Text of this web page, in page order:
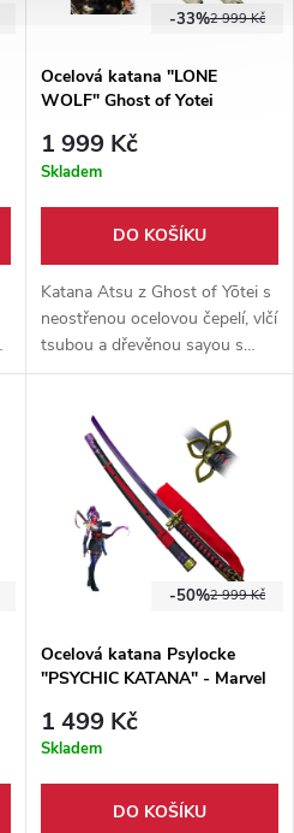
2 999 Kč
-33%
Ocelová katana "LONE
WOLF" Ghost of Yotei
1 999 Kč
Skladem
DO KOŠÍKU
Katana Atsu z Ghost of Yōtei s
neostřenou ocelovou čepelí, vlčí
tsubou a dřevěnou sayou s
umělou kožešinou. Nádherná
předlohou.
2 999 Kč
-50%
Ocelová katana Psylocke
"PSYCHIC KATANA" - Marvel
1 499 Kč
Skladem
DO KOŠÍKU